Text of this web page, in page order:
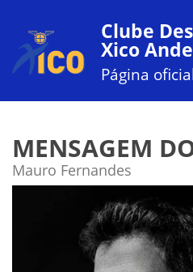
Clube
Xico
Página
MENSAGEM
Mauro Fernandes